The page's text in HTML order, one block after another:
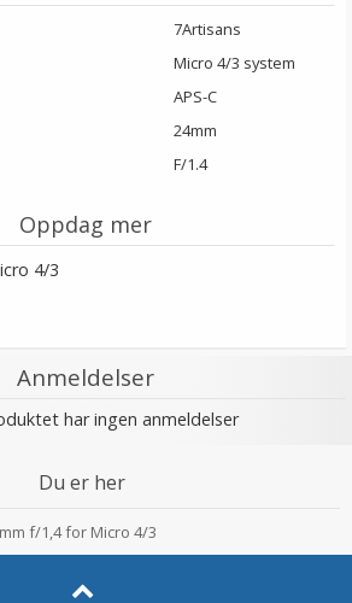
7Artisans
Micro 4/3 system
APS-C
24mm
F/1.4
Oppdag mer
4/3
Anmeldelser
har ingen anmeldelser
Du er her
f/1,4 for Micro 4/3